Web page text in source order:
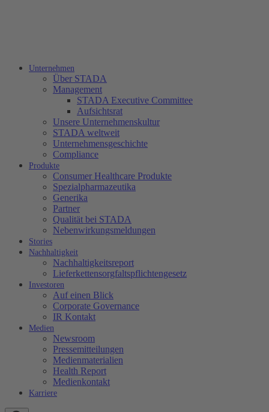
Unternehmen
Über STADA
Management
STADA Executive Committee
Aufsichtsrat
Unsere Unternehmenskultur
STADA weltweit
Unternehmensgeschichte
Compliance
Produkte
Consumer Healthcare Produkte
Spezialpharmazeutika
Generika
Partner
Qualität bei STADA
Nebenwirkungsmeldungen
Stories
Nachhaltigkeit
Nachhaltigkeitsreport
Lieferkettensorgfaltspflichtengesetz
Investoren
Auf einen Blick
Corporate Governance
IR Kontakt
Medien
Newsroom
Pressemitteilungen
Medienmaterialien
Health Report
Medienkontakt
Karriere